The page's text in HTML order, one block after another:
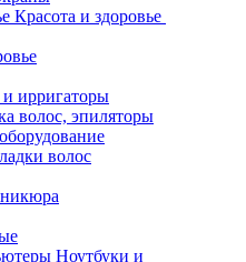
Красота и здоровье
ирригаторы
волос, эпиляторы
волос
Ноутбуки и